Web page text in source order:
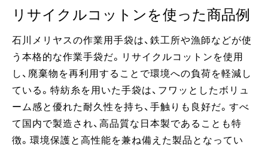
リサイクルコットンを使った商品例
石川メリヤスの作業用手袋は、鉄工所や漁師などが使
う本格的な作業手袋だ。リサイクルコットンを使用
し、廃棄物を再利用することで環境への負荷を軽減し
ている。特紡糸を用いた手袋は、フワッとしたボリュ
ーム感と優れた耐久性を持ち、手触りも良好だ。すべ
て国内で製造され、高品質な日本製であることも特
徴。環境保護と高性能を兼ね備えた製品となってい